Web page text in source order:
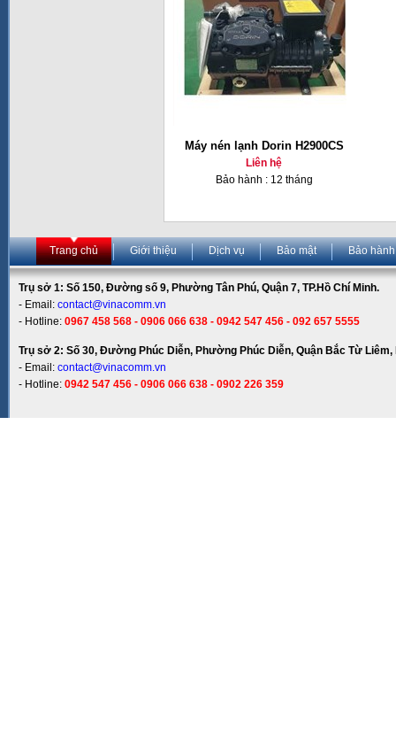
Máy nén lạnh Dorin H2900CS
Liên hệ
Bảo hành : 12 tháng
Trang chủ Giới thiệu Dịch vụ Bảo mật Bảo hành
Trụ sở 1: Số 150, Đường số 9, Phường Tân Phú, Quận 7, TP.Hồ Chí Minh.
- Email: contact@vinacomm.vn
- Hotline: 0967 458 568 - 0906 066 638 - 0942 547 456 - 092 657 5555
Trụ sở 2: Số 30, Đường Phúc Diễn, Phường Phúc Diễn, Quận Bắc Từ Liêm,
- Email: contact@vinacomm.vn
- Hotline: 0942 547 456 - 0906 066 638 - 0902 226 359